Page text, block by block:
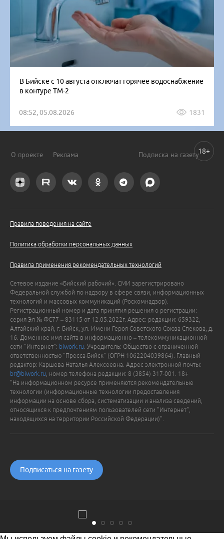
В Бийске с 10 августа отключат горячее водоснабжение
в контуре ТМ-2
08:52, 05.08.2026 1831
О проекте Реклама Подписка на газету
Правила поведения на сайте
Политика обработки персональных данных
Правила применения рекомендательных технологий
Сетевое издание «Бийский рабочий». СМИ зарегистрировано
Федеральной службой по надзору в сфере связи, информационных
технологий и массовых коммуникаций (Роскомнадзор).
Регистрационный номер и дата принятия решения о регистрации:
серия Эл № ФС77 – 83115 от 12.05.2022г. Адрес: редакции: 659322,
Алтайский край, г. Бийск, ул. Имени Героя Советского Союза Спекова, д.
16. Доменное имя сайта в информационно – телекоммуникационной
сети "Интернет": biwork.ru . Учредитель: Общество с ограниченной
ответственностью "Пресса-Бийск" (ОГРН 1062204039864). Главный
редактор: Каршева Наталья Алексеевна. Адрес электронной почты:
br@biwork.ru , номер телефона редакции: 8 (3854) 317-001. 18+
"На информационном ресурсе применяются рекомендательные
технологии (информационные технологии предоставления
информации на основе сбора, систематизации и анализа сведений,
относящихся к предпочтениям пользователей сети "Интернет",
находящихся на территории Российской Федерации)".
Подписаться на газету
18+